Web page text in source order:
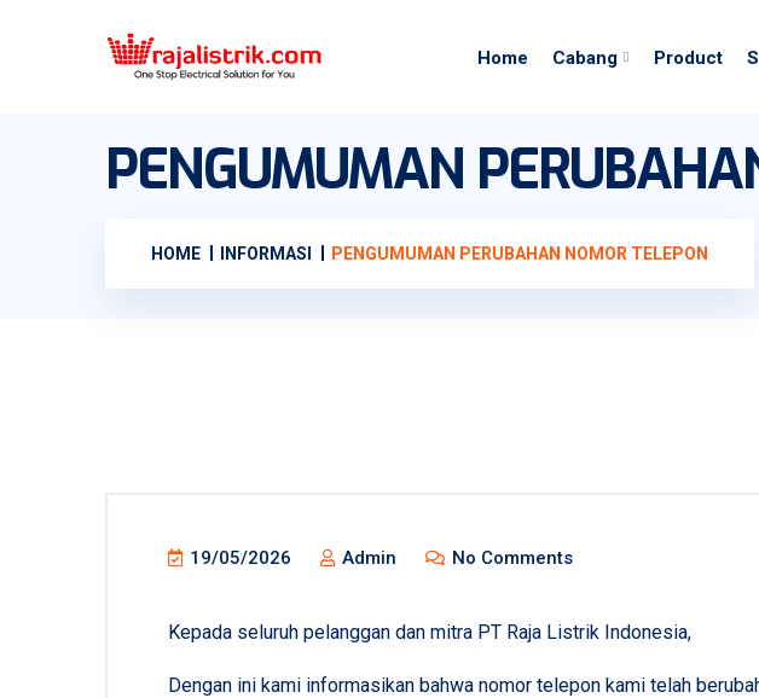
Home Cabang Product
PENGUMUMAN
HOME INFORMASI PENGUMUMAN PERUBAHAN NOMOR TELEPON
19/05/2026 Admin No Comments
Kepada seluruh pelanggan dan mitra PT Raja Listrik Indonesia,
Dengan ini kami informasikan bahwa nomor telepon kami telah